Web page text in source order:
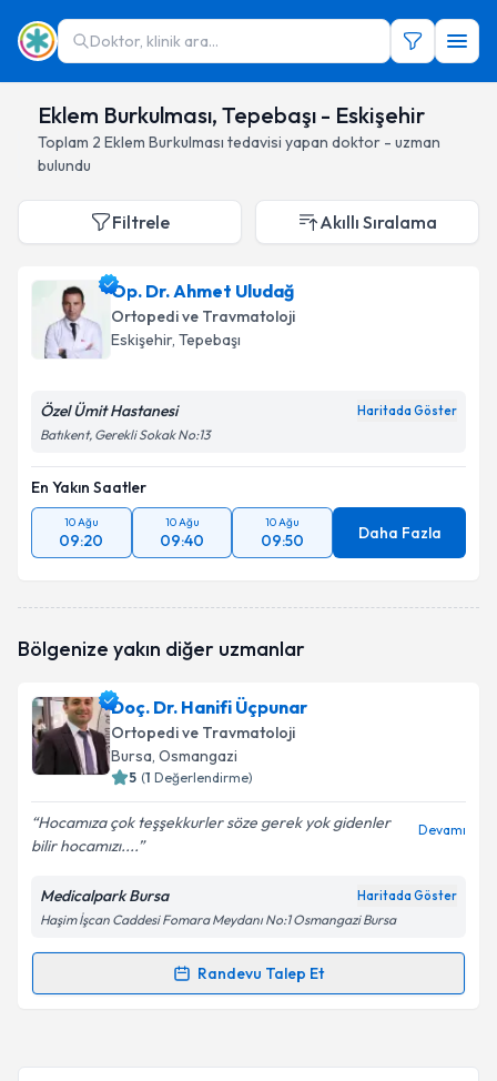
Doktor, klinik ara...
Eklem Burkulması, Tepebaşı - Eskişehir
Toplam 2 Eklem Burkulması tedavisi yapan doktor - uzman
bulundu
Filtrele Akıllı Sıralama
Op. Dr. Ahmet Uludağ
Ortopedi ve Travmatoloji
Eskişehir, Tepebaşı
Özel Ümit Hastanesi Haritada Göster
Batıkent, Gerekli Sokak No:13
En Yakın Saatler
10 Ağu
09:20
10 Ağu
09:40
10 Ağu
09:50 Daha Fazla
Bölgenize yakın diğer uzmanlar
Doç. Dr. Hanifi Üçpunar
Ortopedi ve Travmatoloji
Bursa, Osmangazi
5 (1 Değerlendirme)
Hocamıza çok teşşekkurler söze gerek yok gidenler
bilir hocamızı....
Devamı
Medicalpark Bursa Haritada Göster
Haşim İşcan Caddesi Fomara Meydanı No:1 Osmangazi Bursa
Randevu Talep Et
Randevu Takvimi Talebi